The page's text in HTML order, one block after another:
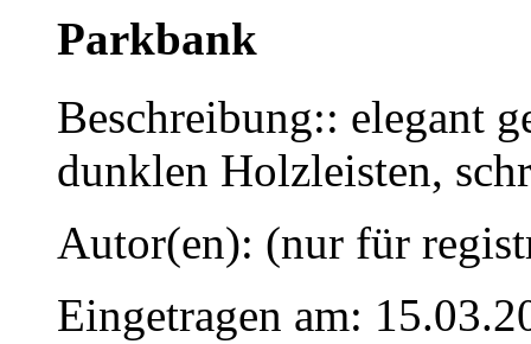
Parkbank
Beschreibung:: elegant
dunklen Holzleisten,
Autor(en): (nur für
Eingetragen am: